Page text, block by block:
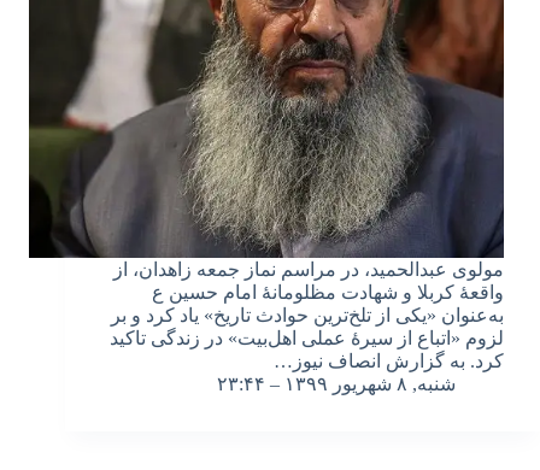
مولوی عبدالحمید، در مراسم نماز جمعه زاهدان، از
واقعۀ کربلا و شهادت مظلومانۀ امام حسین ع
به‌عنوان «یکی از تلخ‌ترین حوادث تاریخ» یاد کرد و بر
لزوم «اتباع از سیرۀ عملی اهل‌بیت» در زندگی تاکید
کرد. به گزارش انصاف نیوز…
شنبه, ۸ شهریور ۱۳۹۹ – ۲۳:۴۴